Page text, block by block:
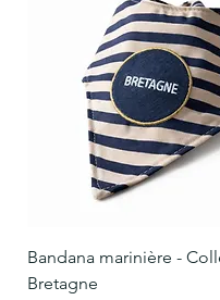
Bandana marinière -
Bretagne